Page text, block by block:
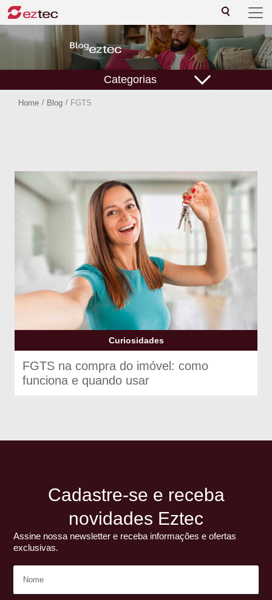
Categorias
Home / Blog / FGTS
Curiosidades
FGTS na compra do imóvel: como
funciona e quando usar
Cadastre-se e receba
novidades Eztec
Assine nossa newsletter e receba informações e ofertas
exclusivas.